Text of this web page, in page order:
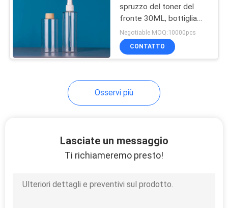
Contenitori di
barattolo
Bottiglia della
pompa dell'HDPE
spruzzo del toner del
fronte 30ML, bottiglia
facciale della foschia
Negotiable MOQ:10000pcs
CONTATTO
Osservi più
Lasciate un messaggio
Ti richiameremo presto!